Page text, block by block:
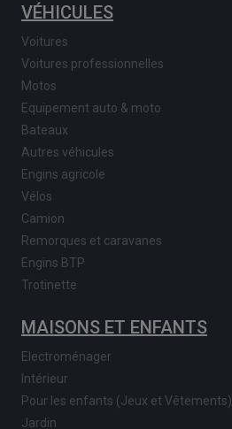
VÉHICULES
Voitures
Voitures professionnelles
Motos
Equipement auto & moto
Bateaux
Autres véhicules
Engins agricole
Vélos
Camion
Remorques et caravanes
Engins BTP
Trotinette
MAISONS ET ENFANTS
Electroménager
Intérieur
Pour les enfants (Jeux et Vêtements)
Jardin